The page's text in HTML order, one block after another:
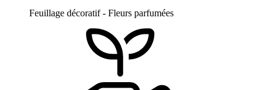
Feuillage décoratif - Fleurs parfumées